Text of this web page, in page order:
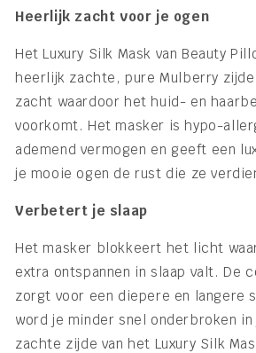
Heerlijk zacht voor je ogen
Het Luxury Silk Mask van Beauty
heerlijk zachte, pure Mulberry
zacht waardoor het huid- en
voorkomt. Het masker is hypo-
ademend vermogen en geeft een
je mooie ogen de rust die ze
Verbetert je slaap
Het masker blokkeert het licht
extra ontspannen in slaap valt. De
zorgt voor een diepere en langere
word je minder snel onderbroken in
zachte zijde van het Luxury Silk